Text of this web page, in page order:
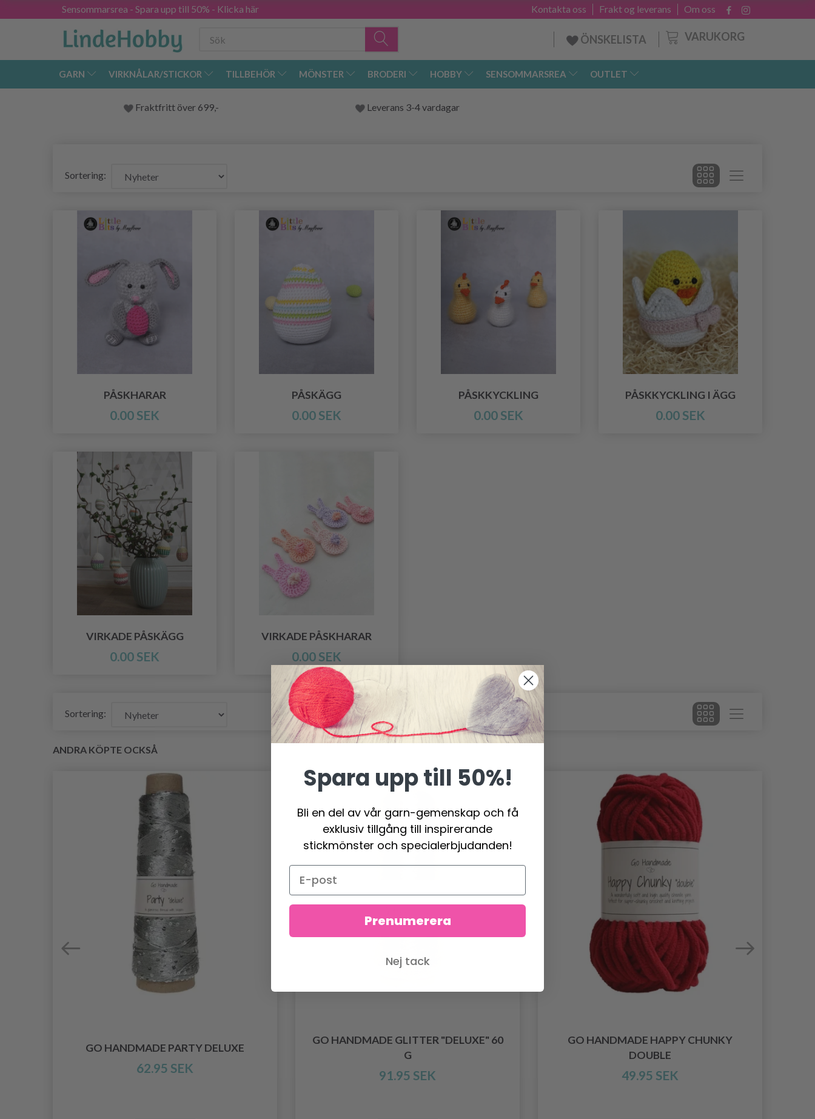
Sensommarsrea - Spara upp till 50% - Klicka här Om oss
Frakt og leverans
Kontakta oss
VARUKORG
ÖNSKELISTA
GARN VIRKNÅLAR/STICKOR TILLBEHÖR MÖNSTER BRODERI HOBBY SENSOMMARSREA OUTLET
Fraktfritt över 699,- Leverans 3-4 vardagar
Sortering:
PÅSKHARAR
0.00 SEK
PÅSKÄGG
0.00 SEK
PÅSKKYCKLING
0.00 SEK
PÅSKKYCKLING I ÄGG
0.00 SEK
VIRKADE PÅSKÄGG
0.00 SEK
VIRKADE PÅSKHARAR
0.00 SEK
Sortering:
ANDRA KÖPTE OCKSÅ
GO HANDMADE PARTY DELUXE
62.95 SEK
GO HANDMADE GLITTER "DELUXE" 60
G
91.95 SEK
GO HANDMADE HAPPY CHUNKY
DOUBLE
49.95 SEK
Spara upp till 50%!
Bli en del av vår garn-gemenskap och få
exklusiv tillgång till inspirerande
stickmönster och specialerbjudanden!
Prenumerera
Nej tack